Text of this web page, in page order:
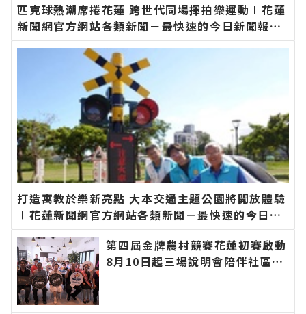
匹克球熱潮席捲花蓮 跨世代同場揮拍樂運動∣花蓮
新聞網官方網站各類新聞－最快速的今日新聞報導
最新的在地資訊！
打造寓教於樂新亮點 大本交通主題公園將開放體驗
∣花蓮新聞網官方網站各類新聞－最快速的今日新
聞報導 最新的在地資訊！
第四屆金牌農村競賽花蓮初賽啟動
8月10日起三場說明會陪伴社區展